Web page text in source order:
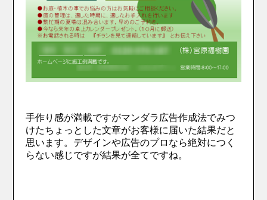
手作り感が満載ですがマンダラ広告作成法でみつ
けたちょっとした文章がお客様に届いた結果だと
思います。デザインや広告のプロなら絶対につく
らない感じですが結果が全てですね。